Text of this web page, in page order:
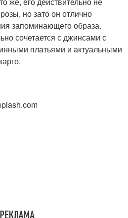
но зато он отлично
запоминающего образа.
сочетается с джинсами с
платьями и актуальными